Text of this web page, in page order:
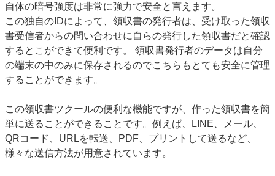
自体の暗号強度は非常に強力で安全と言えます。
この独自のIDによって、領収書の発行者は、受け取った領収
書受信者からの問い合わせに自らの発行した領収書だと確認
するとこができて便利です。 領収書発行者のデータは自分
の端末の中のみに保存されるのでこちらもとても安全に管理
することができます。
この領収書ツクールの便利な機能ですが、作った領収書を簡
単に送ることができることです。例えば、LINE、メール、
QRコード、URLを転送、PDF、プリントして送るなど、
様々な送信方法が用意されています。